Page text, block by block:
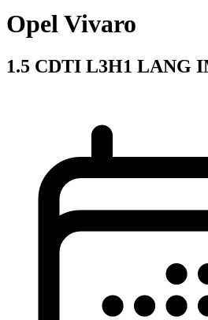
Opel Vivaro
1.5 CDTI L3H1 LANG